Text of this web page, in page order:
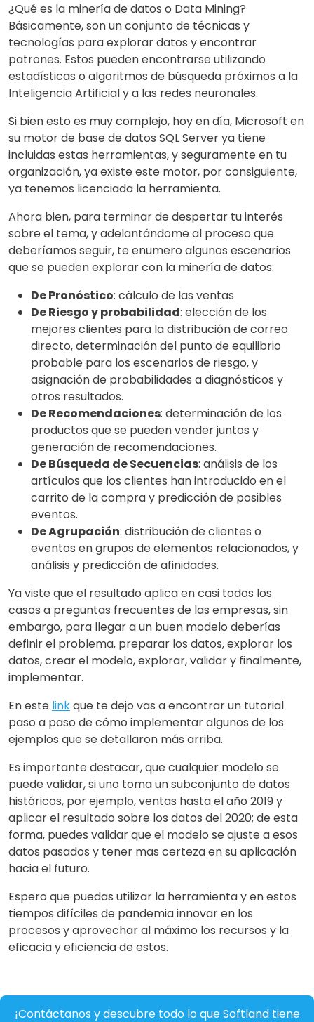
¿Qué es la minería de datos o Data Mining?
Básicamente, son un conjunto de técnicas y
tecnologías para explorar datos y encontrar
patrones. Estos pueden encontrarse utilizando
estadísticas o algoritmos de búsqueda próximos a la
Inteligencia Artificial y a las redes neuronales.
Si bien esto es muy complejo, hoy en día, Microsoft en
su motor de base de datos SQL Server ya tiene
incluidas estas herramientas, y seguramente en tu
organización, ya existe este motor, por consiguiente,
ya tenemos licenciada la herramienta.
Ahora bien, para terminar de despertar tu interés
sobre el tema, y adelantándome al proceso que
deberíamos seguir, te enumero algunos escenarios
que se pueden explorar con la minería de datos:
De Pronóstico: cálculo de las ventas
De Riesgo y probabilidad: elección de los
mejores clientes para la distribución de correo
directo, determinación del punto de equilibrio
probable para los escenarios de riesgo, y
asignación de probabilidades a diagnósticos y
otros resultados.
De Recomendaciones: determinación de los
productos que se pueden vender juntos y
generación de recomendaciones.
De Búsqueda de Secuencias: análisis de los
artículos que los clientes han introducido en el
carrito de la compra y predicción de posibles
eventos.
De Agrupación: distribución de clientes o
eventos en grupos de elementos relacionados, y
análisis y predicción de afinidades.
Ya viste que el resultado aplica en casi todos los
casos a preguntas frecuentes de las empresas, sin
embargo, para llegar a un buen modelo deberías
definir el problema, preparar los datos, explorar los
datos, crear el modelo, explorar, validar y finalmente,
implementar.
En este linkque te dejo vas a encontrar un tutorial
paso a paso de cómo implementar algunos de los
ejemplos que se detallaron más arriba.
Es importante destacar, que cualquier modelo se
puede validar, si uno toma un subconjunto de datos
históricos, por ejemplo, ventas hasta el año 2019 y
aplicar el resultado sobre los datos del 2020; de esta
forma, puedes validar que el modelo se ajuste a esos
datos pasados y tener mas certeza en su aplicación
hacia el futuro.
Espero que puedas utilizar la herramienta y en estos
tiempos difíciles de pandemia innovar en los
procesos y aprovechar al máximo los recursos y la
eficacia y eficiencia de estos.
¡Contáctanos y descubre todo lo que Softland tiene